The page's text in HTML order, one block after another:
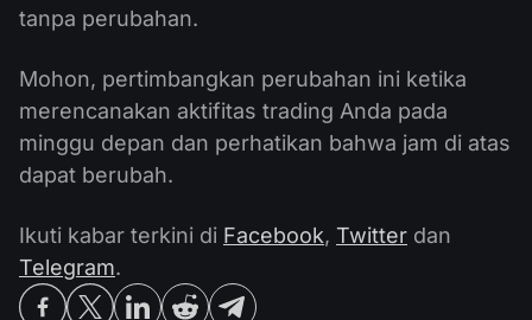
tanpa perubahan.
Mohon, pertimbangkan perubahan ini ketika
merencanakan aktifitas trading Anda pada
minggu depan dan perhatikan bahwa jam di atas
dapat berubah.
Ikuti kabar terkini di Facebook, Twitter dan
Telegram.